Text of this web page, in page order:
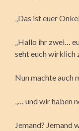
„Das ist euer
„Hallo ihr zwei…
seht euch wirklich
Nun machte auch
„… und wir haben
Jemand? Jemand